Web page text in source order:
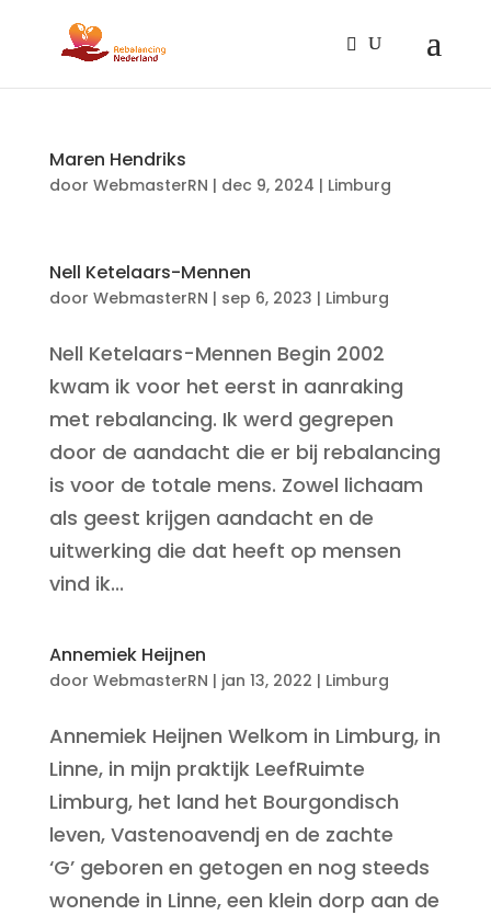
Maren Hendriks
door WebmasterRN | dec 9, 2024 | Limburg
Nell Ketelaars-Mennen
door WebmasterRN | sep 6, 2023 | Limburg
Nell Ketelaars-Mennen Begin 2002
kwam ik voor het eerst in aanraking
met rebalancing. Ik werd gegrepen
door de aandacht die er bij rebalancing
is voor de totale mens. Zowel lichaam
als geest krijgen aandacht en de
uitwerking die dat heeft op mensen
vind ik...
Annemiek Heijnen
door WebmasterRN | jan 13, 2022 | Limburg
Annemiek Heijnen Welkom in Limburg, in
Linne, in mijn praktijk LeefRuimte
Limburg, het land het Bourgondisch
leven, Vastenoavendj en de zachte
‘G’ geboren en getogen en nog steeds
wonende in Linne, een klein dorp aan de